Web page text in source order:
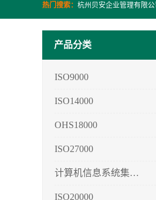
热门搜索：
产品分类
ISO9000
ISO14000
OHS18000
ISO27000
计算机信息系统集成3/4/5
ISO20000